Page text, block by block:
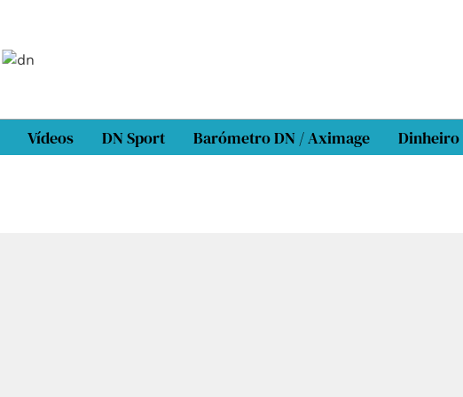
Vídeos DN Sport Barómetro DN / Aximage Dinheiro